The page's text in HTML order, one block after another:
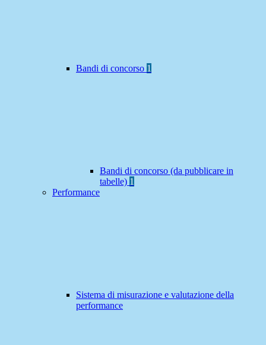
Bandi di concorso 1
Bandi di concorso (da pubblicare in
tabelle) 1
Performance
Sistema di misurazione e valutazione della
performance